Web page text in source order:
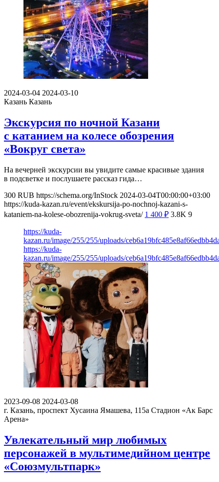
2024-03-04 2024-03-10
Казань Казань
Экскурсия по ночной Казани
с катанием на колесе обозрения
«Вокруг света»
На вечерней экскурсии вы увидите самые красивые здания
в подсветке и послушаете рассказ гида…
300 RUB https://schema.org/InStock 2024-03-04T00:00:00+03:00
https://kuda-kazan.ru/event/ekskursija-po-nochnoj-kazani-s-
kataniem-na-kolese-obozrenija-vokrug-sveta/ 1 400 ₽ 3.8K 9
https://kuda-
kazan.ru/image/255/255/uploads/
https://kuda-
kazan.ru/image/255/255/uploads/
2023-09-08 2024-03-08
г. Казань, проспект Хусаина Ямашева, 115а Стадион «Ак Барс
Арена»
Увлекательный мир любимых
персонажей в мультимедийном центре
«Союзмультпарк»